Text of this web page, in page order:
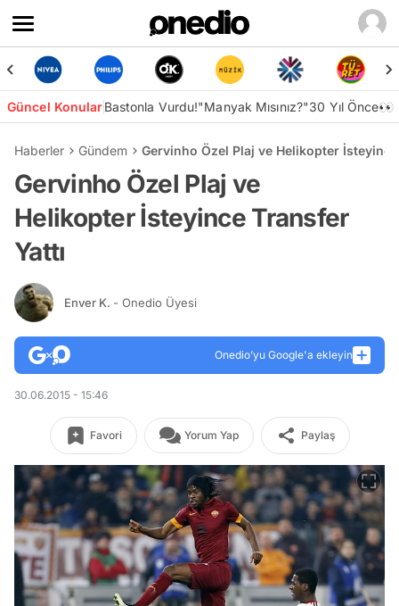
Güncel KonularBastonla Vurdu!"Manyak Mısınız?"30 Yıl Önce👀
Haberler Gündem Gervinho Özel Plaj ve Helikopter
Gervinho Özel Plaj ve
Helikopter İsteyince Transfer
Yattı
Enver K. - Onedio Üyesi
Onedio’yu Google'a ekleyin
30.06.2015 - 15:46
Favori Yorum Yap Paylaş